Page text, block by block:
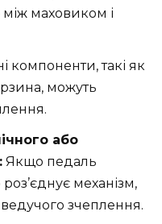
між маховиком і
компоненти, такі як
можуть
або
Якщо педаль
механізм,
зчеплення.